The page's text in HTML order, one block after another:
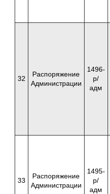
32
Распоряжение
Администрации
1496-
р/
адм
33
Распоряжение
Администрации
1495-
р/
адм